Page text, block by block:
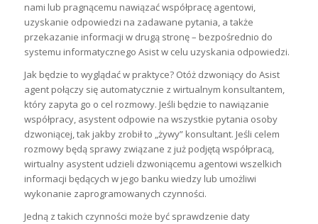
nami lub pragnącemu nawiązać współpracę agentowi,
uzyskanie odpowiedzi na zadawane pytania, a także
przekazanie informacji w drugą stronę – bezpośrednio do
systemu informatycznego Asist w celu uzyskania odpowiedzi.
Jak będzie to wyglądać w praktyce? Otóż dzwoniący do Asist
agent połączy się automatycznie z wirtualnym konsultantem,
który zapyta go o cel rozmowy. Jeśli będzie to nawiązanie
współpracy, asystent odpowie na wszystkie pytania osoby
dzwoniącej, tak jakby zrobił to „żywy” konsultant. Jeśli celem
rozmowy będą sprawy związane z już podjętą współpracą,
wirtualny asystent udzieli dzwoniącemu agentowi wszelkich
informacji będących w jego banku wiedzy lub umożliwi
wykonanie zaprogramowanych czynności.
Jedną z takich czynności może być sprawdzenie daty